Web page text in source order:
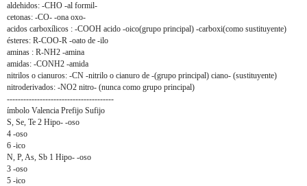
aldehidos: -CHO -al formil-
cetonas: -CO- -ona oxo-
acidos carboxílicos : -COOH acido -oico(grupo principal) -carboxi(como sustituyente)
ésteres: R-COO-R -oato de -ilo
aminas : R-NH2 -amina
amidas: -CONH2 -amida
nitrilos o cianuros: -CN -nitrilo o cianuro de -(grupo principal) ciano- (sustituyente)
nitroderivados: -NO2 nitro- (nunca como grupo principal)
---------------------------------------
ímbolo Valencia Prefijo Sufijo
S, Se, Te 2 Hipo- -oso
4 -oso
6 -ico
N, P, As, Sb 1 Hipo- -oso
3 -oso
5 -ico